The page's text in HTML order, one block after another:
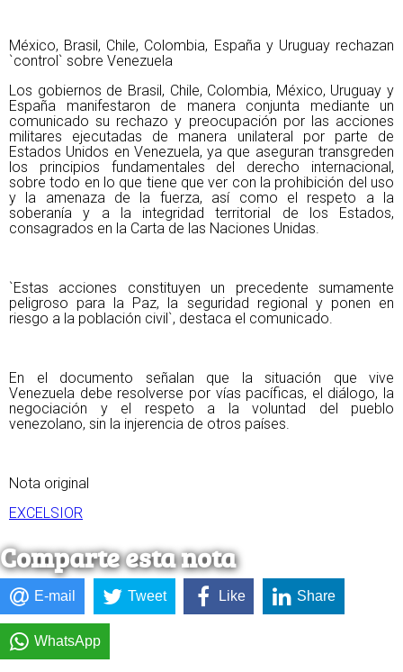
México, Brasil, Chile, Colombia, España y Uruguay rechazan
`control` sobre Venezuela
Los gobiernos de Brasil, Chile, Colombia, México, Uruguay y
España manifestaron de manera conjunta mediante un
comunicado su rechazo y preocupación por las acciones
militares ejecutadas de manera unilateral por parte de
Estados Unidos en Venezuela, ya que aseguran transgreden
los principios fundamentales del derecho internacional,
sobre todo en lo que tiene que ver con la prohibición del uso
y la amenaza de la fuerza, así como el respeto a la
soberanía y a la integridad territorial de los Estados,
consagrados en la Carta de las Naciones Unidas.
`Estas acciones constituyen un precedente sumamente
peligroso para la Paz, la seguridad regional y ponen en
riesgo a la población civil`, destaca el comunicado.
En el documento señalan que la situación que vive
Venezuela debe resolverse por vías pacíficas, el diálogo, la
negociación y el respeto a la voluntad del pueblo
venezolano, sin la injerencia de otros países.
Nota original
EXCELSIOR
Comparte esta nota
E-mail Tweet Like Share
WhatsApp